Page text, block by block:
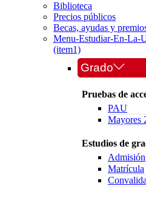
Biblioteca
Precios públicos
Becas, ayudas y
Menu-Estudiar-En-La-
(item1)
Grado
Pruebas de
PAU
Mayores
Estudios de
Admisión
Matrícula